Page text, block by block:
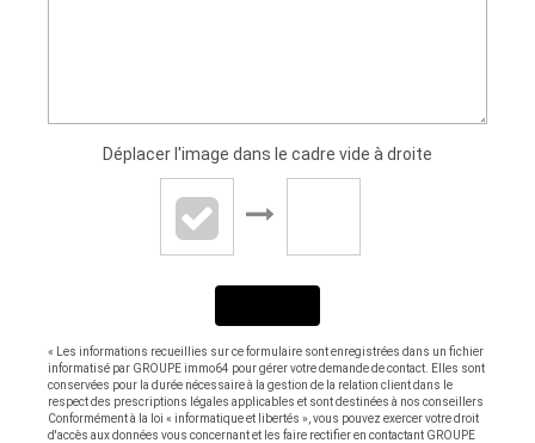
Déplacer l'image dans le cadre vide à droite
« Les informations recueillies sur ce formulaire sont enregistrées dans un fichier
informatisé par GROUPE immo64 pour gérer votre demande de contact. Elles sont
conservées pour la durée nécessaire à la gestion de la relation client dans le
respect des prescriptions légales applicables et sont destinées à nos conseillers
Conformément à la loi « informatique et libertés », vous pouvez exercer votre droit
d'accès aux données vous concernant et les faire rectifier en contactant GROUPE